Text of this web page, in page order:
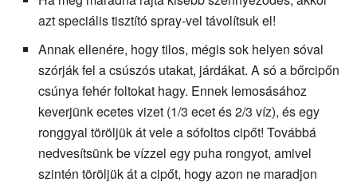
azt speciális tisztító spray-vel távolítsuk el!
Annak ellenére, hogy tilos, mégis sok helyen sóval
szórják fel a csúszós utakat, járdákat. A só a bőrcipőn
csúnya fehér foltokat hagy. Ennek lemosásához
keverjünk ecetes vizet (1/3 ecet és 2/3 víz), és egy
ronggyal töröljük át vele a sófoltos cipőt! Továbbá
nedvesítsünk be vízzel egy puha rongyot, amivel
szintén töröljük át a cipőt, hogy azon ne maradjon